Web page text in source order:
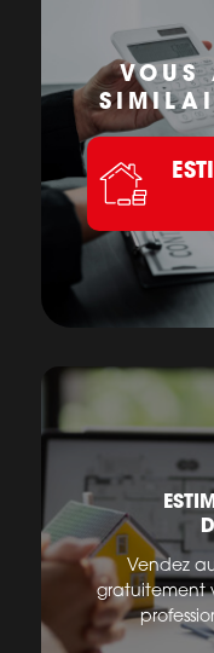
VOUS
Vendez
gratuitement